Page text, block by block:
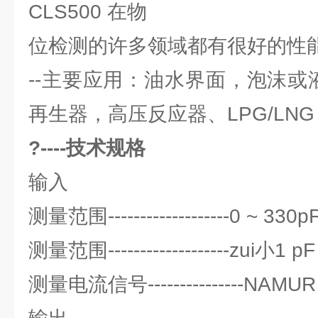
CLS500 在物
位检测的许多领域都有很好的性
--主要应用：油水界面，泡沫或
再生器，高压反应器、LPG/
?----技术规格
输入
测量范围-------------------0 ~
测量范围-------------------zui小1 pF
测量电流信号---------------